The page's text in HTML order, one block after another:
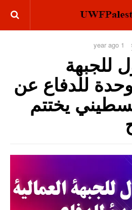
1 year ago
للجبهة
للدفاع عن
يختتم